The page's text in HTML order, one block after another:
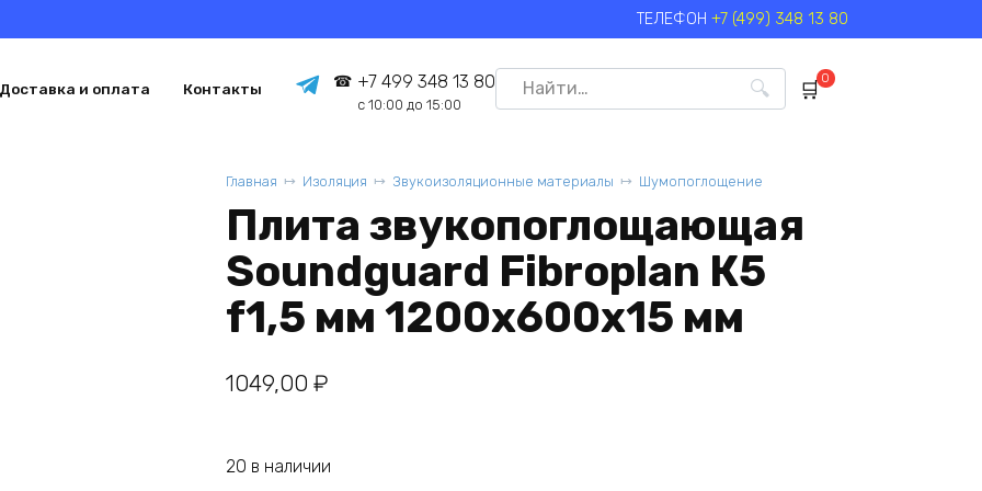
ТЕЛЕФОН +7 (499) 348 13 80
Доставка и оплата Контакты +7 499 348 13 80
с 10:00 до 15:00
Search
for:
0
Главная Изоляция Звукоизоляционные материалы Шумопоглощение
Плита звукопоглощающая
Soundguard Fibroplan К5
f1,5 мм 1200х600х15 мм
1049,00 ₽
20 в наличии